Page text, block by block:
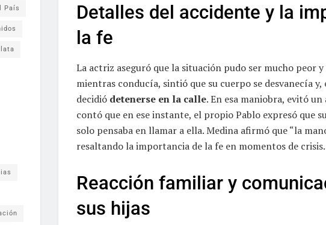
Detalles del accidente y la
la fe
La actriz aseguró que la situación pudo ser mucho peor
mientras conducía, sintió que su cuerpo se desvanecía y,
decidió detenerse en la calle. En esa maniobra, evitó
contó que en ese instante, el propio Pablo expresó que
solo pensaba en llamar a ella. Medina afirmó que “la
resaltando la importancia de la fe en momentos de crisis.
Reacción familiar y
sus hijas
País